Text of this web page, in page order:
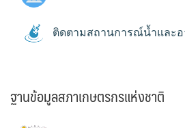
ติดตามสถานการณ์น้ำและอ
ฐานข้อมูลสภาเกษตรกรแห่งชาติ